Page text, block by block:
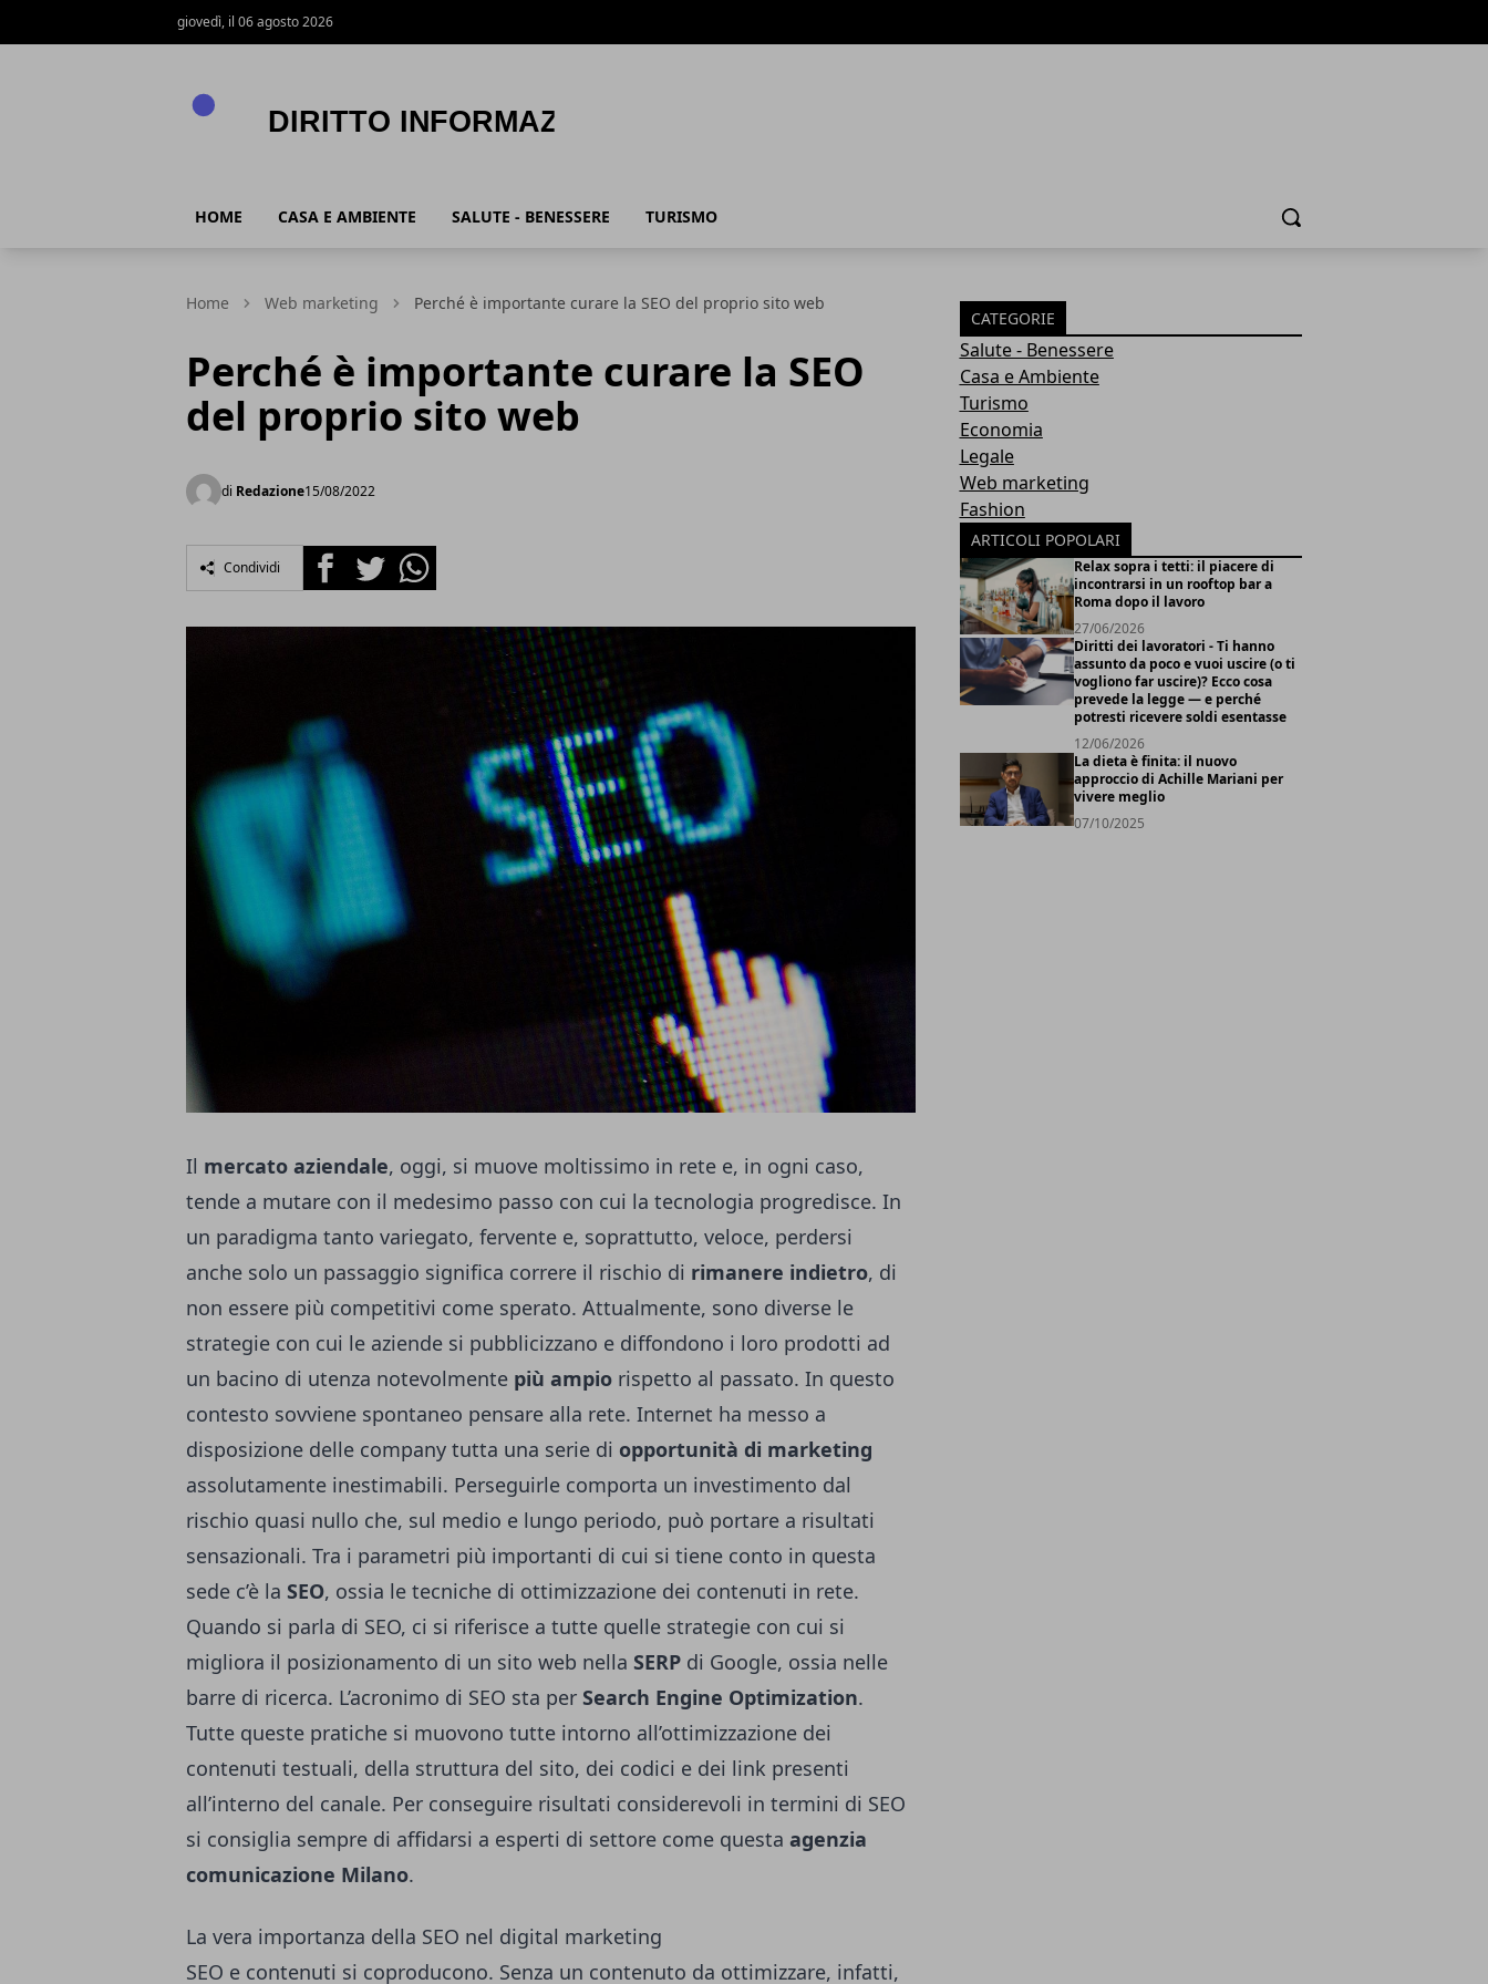
giovedì, il 06 agosto 2026
HOME CASA E AMBIENTE SALUTE - BENESSERE TURISMO Cerca
Home Web marketing Perché è importante curare la SEO del proprio sito web
Perché è importante curare la SEO
del proprio sito web
di Redazione15/08/2022
Condividi FacebookTwitterWhatsapp
Il mercato aziendale, oggi, si muove moltissimo in rete e, in ogni caso,
tende a mutare con il medesimo passo con cui la tecnologia progredisce. In
un paradigma tanto variegato, fervente e, soprattutto, veloce, perdersi
anche solo un passaggio significa correre il rischio di rimanere indietro, di
non essere più competitivi come sperato. Attualmente, sono diverse le
strategie con cui le aziende si pubblicizzano e diffondono i loro prodotti ad
un bacino di utenza notevolmente più ampio rispetto al passato. In questo
contesto sovviene spontaneo pensare alla rete. Internet ha messo a
disposizione delle company tutta una serie di opportunità di marketing
assolutamente inestimabili. Perseguirle comporta un investimento dal
rischio quasi nullo che, sul medio e lungo periodo, può portare a risultati
sensazionali. Tra i parametri più importanti di cui si tiene conto in questa
sede c’è la SEO, ossia le tecniche di ottimizzazione dei contenuti in rete.
Quando si parla di SEO, ci si riferisce a tutte quelle strategie con cui si
migliora il posizionamento di un sito web nella SERP di Google, ossia nelle
barre di ricerca. L’acronimo di SEO sta per Search Engine Optimization.
Tutte queste pratiche si muovono tutte intorno all’ottimizzazione dei
contenuti testuali, della struttura del sito, dei codici e dei link presenti
all’interno del canale. Per conseguire risultati considerevoli in termini di SEO
si consiglia sempre di affidarsi a esperti di settore come questa agenzia
comunicazione Milano.
La vera importanza della SEO nel digital marketing
SEO e contenuti si coproducono. Senza un contenuto da ottimizzare, infatti,
CATEGORIE
Salute - Benessere
Casa e Ambiente
Turismo
Economia
Legale
Web marketing
Fashion
ARTICOLI POPOLARI
Relax sopra i tetti: il piacere di
incontrarsi in un rooftop bar a
Roma dopo il lavoro
27/06/2026
Diritti dei lavoratori - Ti hanno
assunto da poco e vuoi uscire (o ti
vogliono far uscire)? Ecco cosa
prevede la legge — e perché
potresti ricevere soldi esentasse
12/06/2026
La dieta è finita: il nuovo
approccio di Achille Mariani per
vivere meglio
07/10/2025